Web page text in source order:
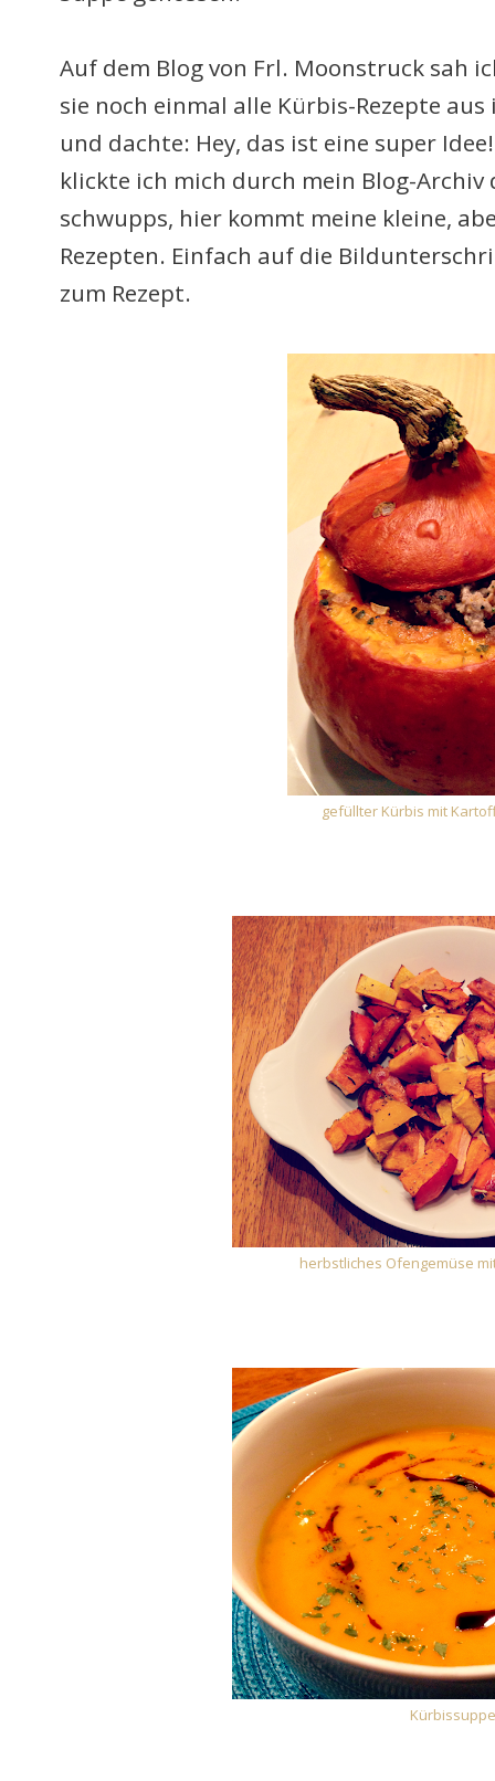
Auf dem Blog von Frl. Moonstruck sah
sie noch einmal alle Kürbis-Rezepte
und dachte: Hey, das ist eine super
klickte ich mich durch mein Blog-Archiv
schwupps, hier kommt meine kleine,
Rezepten. Einfach auf die
zum Rezept.
gefüllter Kürbis mit
herbstliches Ofengemüse
Kürbissuppe